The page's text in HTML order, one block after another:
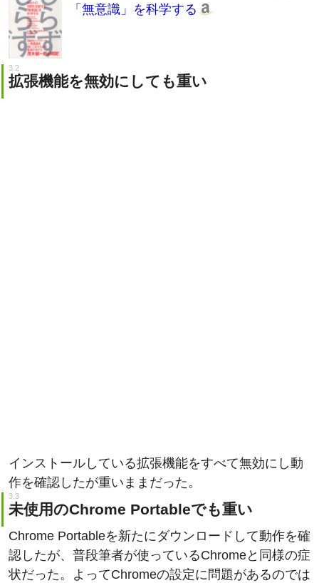
拡張機能を無効にしても重い
作を確認したが重いままだった。
未使用のChrome Portableでも重い
Chrome Portableを新たにダウンロードして動作を確
認したが、普段筆者が使っているChromeと同様の症
状だった。よってChromeの設定に問題があるのでは
ないと判明。